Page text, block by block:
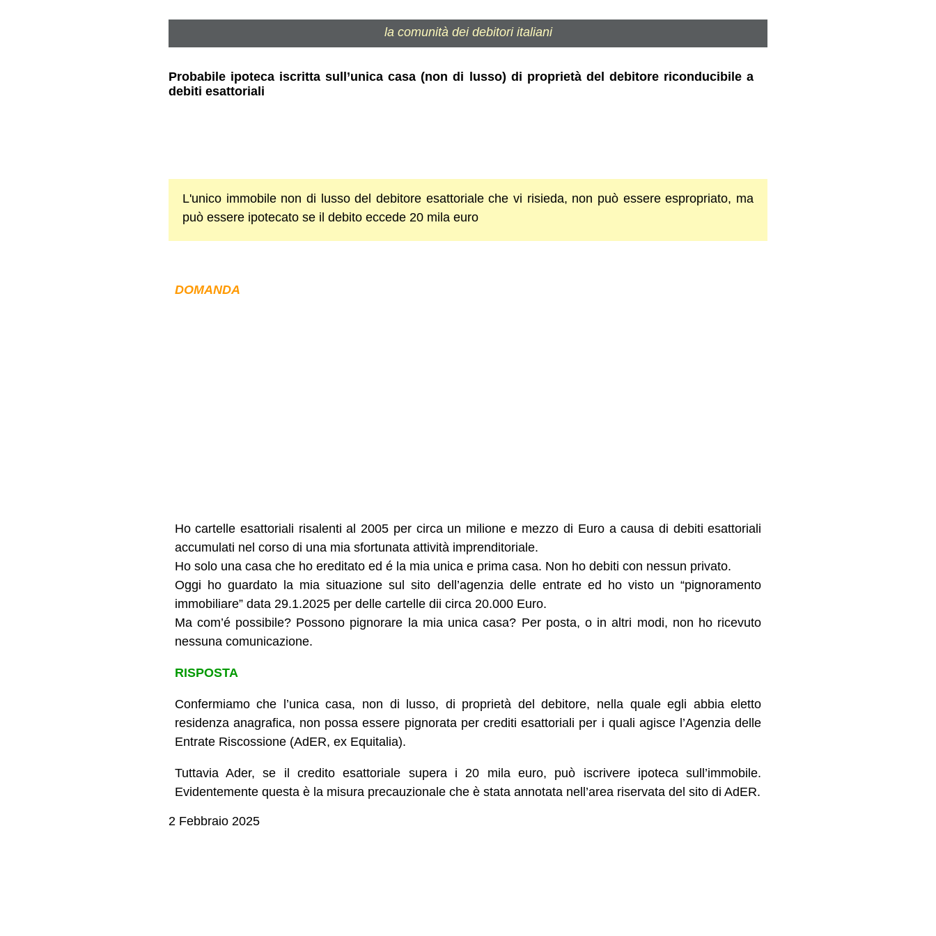
la comunità dei debitori italiani
Probabile ipoteca iscritta sull’unica casa (non di lusso) di proprietà del debitore riconducibile a
debiti esattoriali
L'unico immobile non di lusso del debitore esattoriale che vi risieda, non può essere espropriato, ma
può essere ipotecato se il debito eccede 20 mila euro
DOMANDA
Ho cartelle esattoriali risalenti al 2005 per circa un milione e mezzo di Euro a causa di debiti esattoriali
accumulati nel corso di una mia sfortunata attività imprenditoriale.
Ho solo una casa che ho ereditato ed é la mia unica e prima casa. Non ho debiti con nessun privato.
Oggi ho guardato la mia situazione sul sito dell’agenzia delle entrate ed ho visto un “pignoramento
immobiliare” data 29.1.2025 per delle cartelle dii circa 20.000 Euro.
Ma com’é possibile? Possono pignorare la mia unica casa? Per posta, o in altri modi, non ho ricevuto
nessuna comunicazione.
RISPOSTA
Confermiamo che l’unica casa, non di lusso, di proprietà del debitore, nella quale egli abbia eletto
residenza anagrafica, non possa essere pignorata per crediti esattoriali per i quali agisce l’Agenzia delle
Entrate Riscossione (AdER, ex Equitalia).
Tuttavia Ader, se il credito esattoriale supera i 20 mila euro, può iscrivere ipoteca sull’immobile.
Evidentemente questa è la misura precauzionale che è stata annotata nell’area riservata del sito di AdER.
2 Febbraio 2025